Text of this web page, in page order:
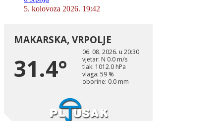
5. kolovoza 2026. 19:42